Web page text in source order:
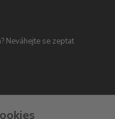
Neváhejte se zeptat